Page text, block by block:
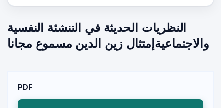
النظريات الحديثة في التنشئة النفسية
والاجتماعيةإمتثال زين الدين مسموع مجانا
PDF